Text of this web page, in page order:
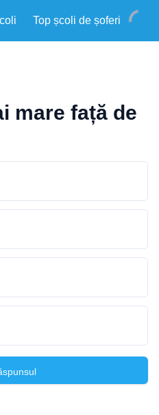
Top școli de șoferi
mare față de